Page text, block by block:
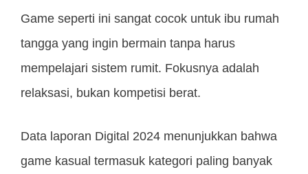
Game seperti ini sangat cocok untuk ibu rumah
tangga yang ingin bermain tanpa harus
mempelajari sistem rumit. Fokusnya adalah
relaksasi, bukan kompetisi berat.
Data laporan Digital 2024 menunjukkan bahwa
game kasual termasuk kategori paling banyak